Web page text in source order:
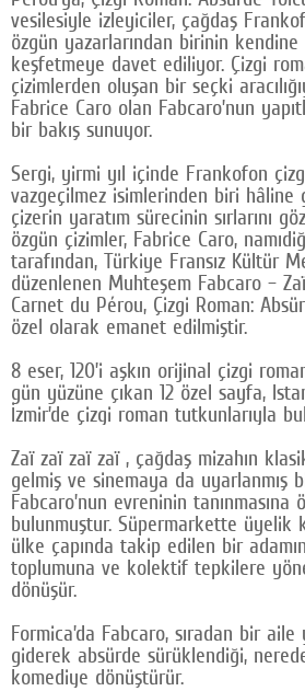
vesilesiyle izleyiciler, çağdaş
özgün yazarlarından birinin
keşfetmeye davet ediliyor. Çizgi
çizimlerden oluşan bir seçki
Fabrice Caro olan Fabcaro’nun
bir bakış sunuyor.
Sergi, yirmi yıl içinde Frankofon
vazgeçilmez isimlerinden biri
çizerin yaratım sürecinin sırlarını
özgün çizimler, Fabrice Caro,
tarafından, Türkiye Fransız Kültür
düzenlenen Muhteşem Fabcaro –
Carnet du Pérou, Çizgi Roman:
özel olarak emanet edilmiştir.
8 eser, 120’i aşkın orijinal çizgi
gün yüzüne çıkan 12 özel sayfa,
İzmir’de çizgi roman tutkunlarıyla
Zaï zaï zaï zaï , çağdaş mizahın
gelmiş ve sinemaya da uyarlanmış
Fabcaro’nun evreninin tanınmasına
bulunmuştur. Süpermarkette üyelik
ülke çapında takip edilen bir
toplumuna ve kolektif tepkilere
dönüşür.
Formica’da Fabcaro, sıradan bir
giderek absürde sürüklendiği,
komediye dönüştürür.